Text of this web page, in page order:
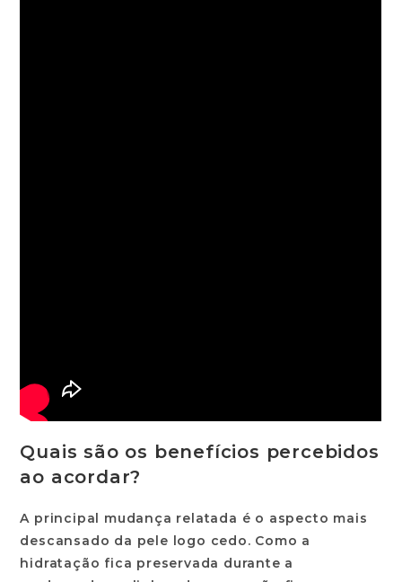
Quais são os benefícios percebidos
ao acordar?
A principal mudança relatada é o aspecto mais
descansado da pele logo cedo. Como a
hidratação fica preservada durante a